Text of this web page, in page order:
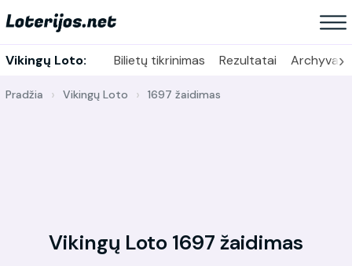
Vikingų Loto: Bilietų tikrinimas Rezultatai Archyvas
›
Pradžia Vikingų Loto 1697 žaidimas
Vikingų Loto 1697 žaidimas